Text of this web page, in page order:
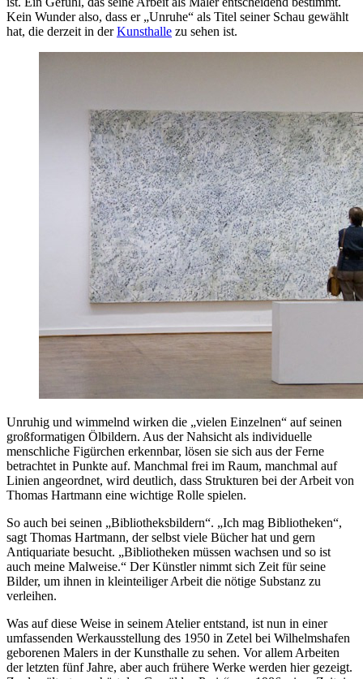
Kein Wunder also, dass er „Unruhe“ als Titel seiner Schau gewählt
hat, die derzeit in derKunsthalle zu sehen ist.
Unruhig und wimmelnd wirken die „vielen Einzelnen“ auf seinen
großformatigen Ölbildern. Aus der Nahsicht als individuelle
menschliche Figürchen erkennbar, lösen sie sich aus der Ferne
betrachtet in Punkte auf. Manchmal frei im Raum, manchmal auf
Linien angeordnet, wird deutlich, dass Strukturen bei der Arbeit von
Thomas Hartmann eine wichtige Rolle spielen.
So auch bei seinen „Bibliotheksbildern“. „Ich mag Bibliotheken“,
sagt Thomas Hartmann, der selbst viele Bücher hat und gern
Antiquariate besucht. „Bibliotheken müssen wachsen und so ist
auch meine Malweise.“ Der Künstler nimmt sich Zeit für seine
Bilder, um ihnen in kleinteiliger Arbeit die nötige Substanz zu
verleihen.
Was auf diese Weise in seinem Atelier entstand, ist nun in einer
umfassenden Werkausstellung des 1950 in Zetel bei Wilhelmshafen
geborenen Malers in der Kunsthalle zu sehen. Vor allem Arbeiten
der letzten fünf Jahre, aber auch frühere Werke werden hier gezeigt.